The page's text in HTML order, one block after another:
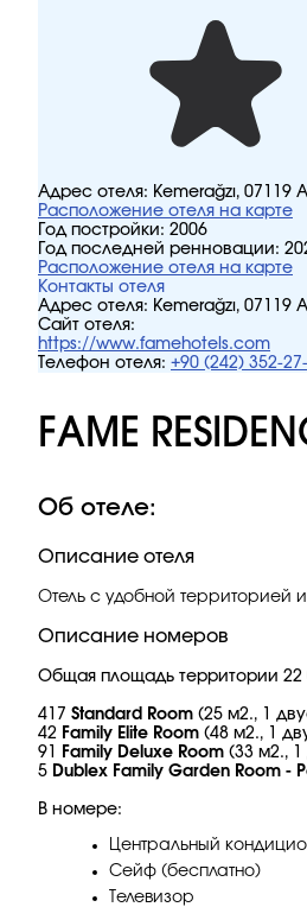
Адрес отеля: Kemerağzı, 07119
Расположение отеля на карте
Год постройки: 2006
Год последней ренновации:
Расположение отеля на карте
Контакты отеля
Адрес отеля: Kemerağzı, 07119
Сайт отеля:
https://www.famehotels.com
Телефон отеля: +90 (242) 352-
FAME
Об отеле:
Описание отеля
Отель с удобной территорией
Описание номеров
Общая площадь территории 22
417 Standard Room (25 м2., 1
42 Family Elite Room (48 м2., 1
91
Family Deluxe Room (33 м2., 1
5 Dublex Family Garden Room -
В номере:
Центральный
Сейф (бесплатно)
Телевизор